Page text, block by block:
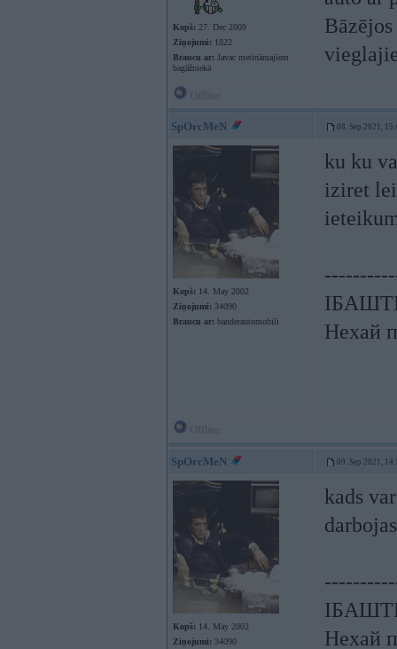
Kopš: 27. Dec 2009
Ziņojumi: 1822
Braucu ar: Javac metināmajiem
bagāžniekā
SpOrcMeN 08. Sep 2021,
Kopš: 14. May 2002
Ziņojumi: 34090
Braucu ar: banderautomobili
ku ku
iziret
Нехай
SpOrcMeN 09. Sep 2021,
Kopš: 14. May 2002
Ziņojumi: 34090
kads
Нехай